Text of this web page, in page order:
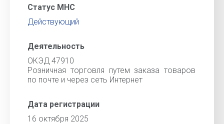
Статус МНС
Действующий
Деятельность
ОКЭД 47910
Розничная торговля путем заказа товаров
по почте и через сеть Интернет
Дата регистрации
16 октября 2025